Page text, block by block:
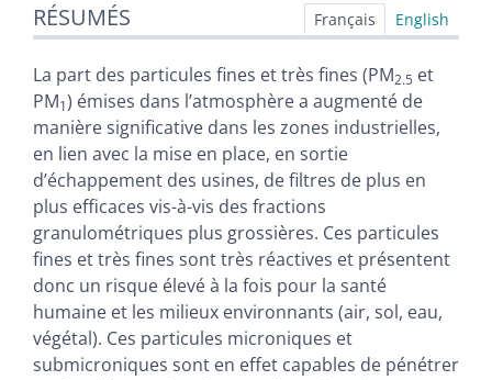
Index
Plan
Texte
Bibliographie
Illustrations
Citer cet article
Auteurs
RÉSUMÉS Français English
La part des particules fines et très fines (PM2.5 et
PM1) émises dans l’atmosphère a augmenté de
manière significative dans les zones industrielles,
en lien avec la mise en place, en sortie
d’échappement des usines, de filtres de plus en
plus efficaces vis-à-vis des fractions
granulométriques plus grossières. Ces particules
fines et très fines sont très réactives et présentent
donc un risque élevé à la fois pour la santé
humaine et les milieux environnants (air, sol, eau,
végétal). Ces particules microniques et
submicroniques sont en effet capables de pénétrer